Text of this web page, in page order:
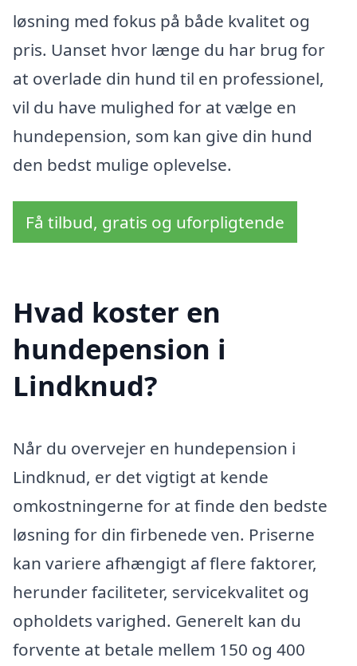
løsning med fokus på både kvalitet og
pris. Uanset hvor længe du har brug for
at overlade din hund til en professionel,
vil du have mulighed for at vælge en
hundepension, som kan give din hund
den bedst mulige oplevelse.
Få tilbud, gratis og uforpligtende
Hvad koster en
hundepension i
Lindknud?
Når du overvejer en hundepension i
Lindknud, er det vigtigt at kende
omkostningerne for at finde den bedste
løsning for din firbenede ven. Priserne
kan variere afhængigt af flere faktorer,
herunder faciliteter, servicekvalitet og
opholdets varighed. Generelt kan du
forvente at betale mellem 150 og 400